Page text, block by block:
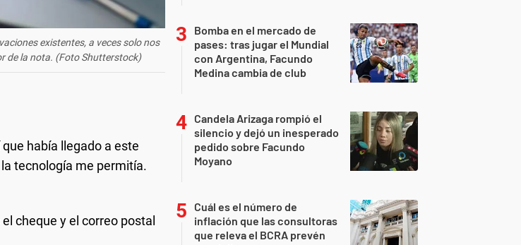
existentes, a veces solo nos
de la nota. (Foto Shutterstock)
había llegado a este
tecnología me permitía.
cheque y el correo postal
Bomba en el mercado de
pases: tras jugar el Mundial
con Argentina, Facundo
Medina cambia de club
Candela Arizaga rompió el
silencio y dejó un inesperado
pedido sobre Facundo
Moyano
Cuál es el número de
inflación que las consultoras
que releva el BCRA prevén